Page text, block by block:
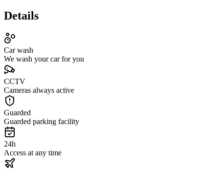
Details
Car wash
We wash your car for you
CCTV
Cameras always active
Guarded
Guarded parking facility
24h
Access at any time